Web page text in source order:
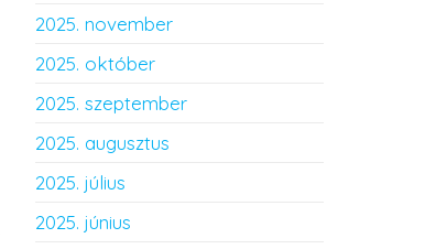
2025. november
2025. október
2025. szeptember
2025. augusztus
2025. július
2025. június